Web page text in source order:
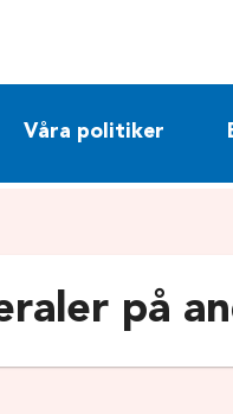
Våra politiker
på